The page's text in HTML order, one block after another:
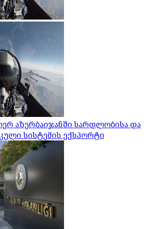
აზერბაიჯანში სარდლობისა და
სისტემის ექსპორტი